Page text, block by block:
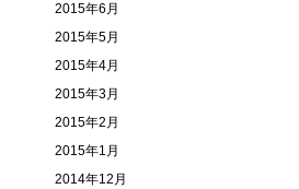
2015年6月
2015年5月
2015年4月
2015年3月
2015年2月
2015年1月
2014年12月